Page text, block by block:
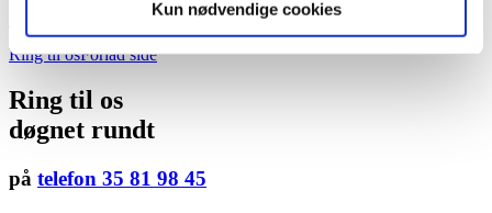
Kun nødvendige cookies
Scroll to top
Ring til osForlad side
Ring til os
døgnet rundt
på telefon 35 81 98 45